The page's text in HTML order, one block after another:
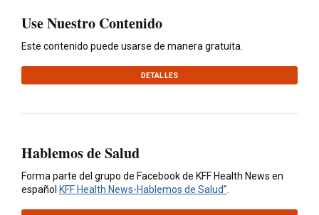
Use Nuestro Contenido
Este contenido puede usarse de manera gratuita.
DETALLES
Hablemos de Salud
Forma parte del grupo de Facebook de KFF Health News en
español KFF Health News-Hablemos de Salud”.